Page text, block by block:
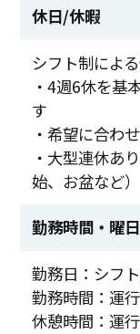
休日/休暇
シフト制によ
・4週6休を基
す
・希望に合わ
・大型連休あ
始、お盆など）
勤務時間・曜日
勤務日：シフ
勤務時間：運
休憩時間：運